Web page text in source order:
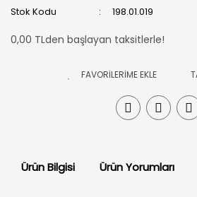
Stok Kodu
198.01.019
0,00 TLden başlayan taksitlerle!
Ürün Bilgisi Ürün Yorumları